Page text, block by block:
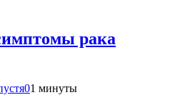
рака
01 минуты